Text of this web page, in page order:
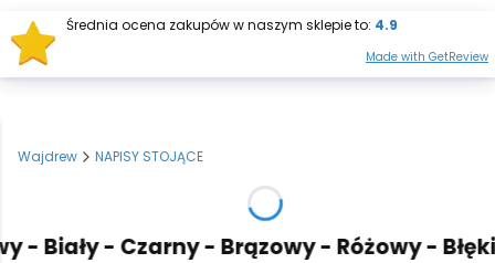
Otwórz
Wajdrew NAPISY STOJĄCE
Biały - Czarny - Brązowy - Różowy -
Średnia ocena zakupów w naszym sklepie to: 4.9
Made with GetReview